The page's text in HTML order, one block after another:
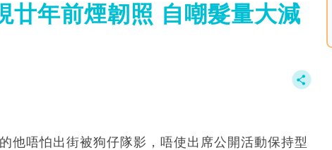
年前煙韌照 自嘲髮量大減
他唔怕出街被狗仔隊影，唔使出席公開活動保持型